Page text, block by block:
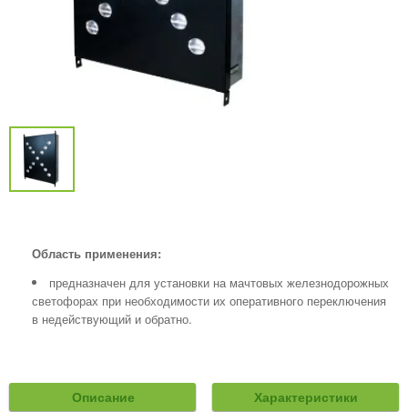
Область применения:
предназначен для установки на мачтовых железнодорожных
светофорах при необходимости их оперативного переключения
в недействующий и обратно.
Описание Характеристики